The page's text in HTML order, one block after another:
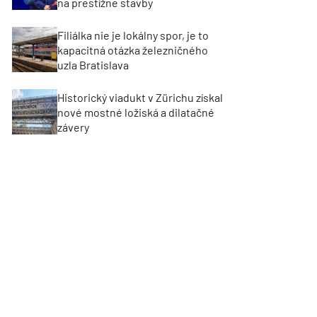
Filiálka nie je lokálny spor, je to
kapacitná otázka železničného
uzla Bratislava
Historický viadukt v Zürichu získal
nové mostné ložiská a dilatačné
závery